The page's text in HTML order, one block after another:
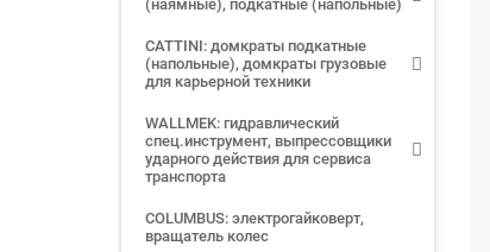
(наямные), подкатные (напольные)
CATTINI: домкраты подкатные
(напольные), домкраты грузовые
для карьерной техники
WALLMEK: гидравлический
спец.инструмент, выпрессовщики
ударного действия для сервиса
транспорта
COLUMBUS: электрогайковерт,
вращатель колес